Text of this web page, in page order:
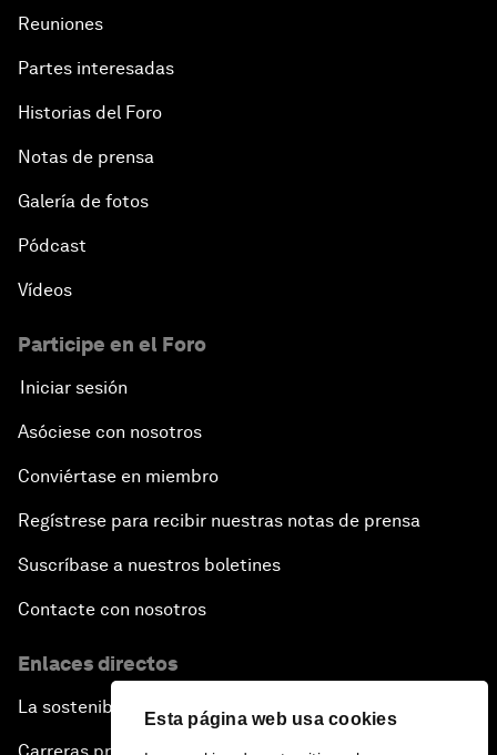
Esta página web usa cookies
Reuniones
Partes interesadas
Historias del Foro
Notas de prensa
Galería de fotos
Pódcast
Vídeos
Participe en el Foro
Iniciar sesión
Asóciese con nosotros
Conviértase en miembro
Regístrese para recibir nuestras notas de prensa
Suscríbase a nuestros boletines
Contacte con nosotros
Enlaces directos
La sostenibilidad en el Foro